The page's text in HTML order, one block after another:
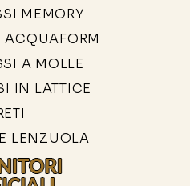
MEMORY
ACQUAFORM
A MOLLE
IN LATTICE
LENZUOLA